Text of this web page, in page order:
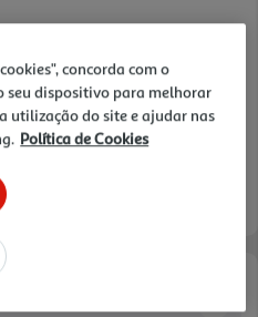
08/2026 e 11/08/2026
concorda com o
seu dispositivo para melhorar
utilização do site e ajudar nas
Política de Cookies